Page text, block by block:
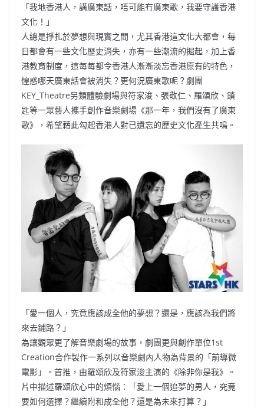
「我地香港人，講廣東話，唔可能冇廣東歌，我要守護香港
文化！」
人總是掙扎於夢想與現實之間，尤其香港這文化大都會，每
日都會有一些文化歷史消失，亦有一些潮流的掘起，加上香
港教育制度，這每每都令香港人漸漸淡忘香港原有的特色，
惶惑哪天廣東話會被消失？更何況廣東歌呢？劇團
KEY_Theatre另類體驗劇場與符家浚、張敬仁、羅頌欣、鎖
匙等一眾藝人攜手創作音樂劇場《那一年，我們沒有了廣東
歌》，希望藉此勾起香港人對已遺忘的歷史文化產生共鳴。
「愛一個人，究竟應該成全他的夢想？還是，應該為我們將
來去鋪路？」
為讓觀眾更了解音樂劇場的故事，劇團更與創作單位1st
Creation合作製作一系列以音樂劇內人物為背景的「前導微
電影」。首推，由羅頌欣及符家浚主演的《除非你是我》。
片中描述羅頌欣心中的煩惱：「愛上一個追夢的男人，究竟
要如何選擇？繼續附和成全他？還是為未來打算？」